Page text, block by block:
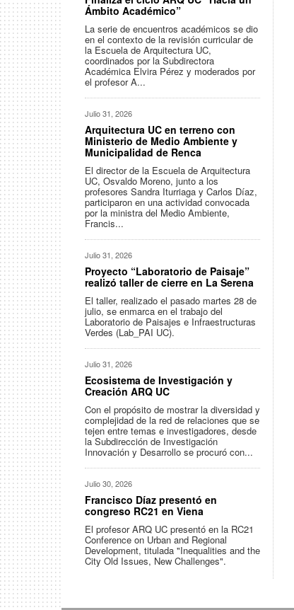
Ámbito Académico”
La serie de encuentros académicos se dio
en el contexto de la revisión curricular de
la Escuela de Arquitectura UC,
coordinados por la Subdirectora
Académica Elvira Pérez y moderados por
el profesor A...
Julio 31, 2026
Arquitectura UC en terreno con
Ministerio de Medio Ambiente y
Municipalidad de Renca
El director de la Escuela de Arquitectura
UC, Osvaldo Moreno, junto a los
profesores Sandra Iturriaga y Carlos Díaz,
participaron en una actividad convocada
por la ministra del Medio Ambiente,
Francis...
Julio 31, 2026
Proyecto “Laboratorio de Paisaje”
realizó taller de cierre en La Serena
El taller, realizado el pasado martes 28 de
julio, se enmarca en el trabajo del
Laboratorio de Paisajes e Infraestructuras
Verdes (Lab_PAI UC).
Julio 31, 2026
Ecosistema de Investigación y
Creación ARQ UC
Con el propósito de mostrar la diversidad y
complejidad de la red de relaciones que se
tejen entre temas e investigadores, desde
la Subdirección de Investigación
Innovación y Desarrollo se procuró con...
Julio 30, 2026
Francisco Díaz presentó en
congreso RC21 en Viena
El profesor ARQ UC presentó en la RC21
Conference on Urban and Regional
Development, titulada "Inequalities and the
City Old Issues, New Challenges".